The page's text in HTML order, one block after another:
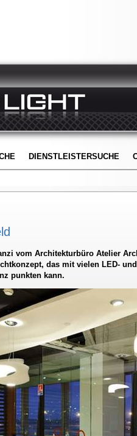
DIENSTLEISTERSUCHE
vom Architekturbüro Atelier
das mit vielen LED-
punkten kann.